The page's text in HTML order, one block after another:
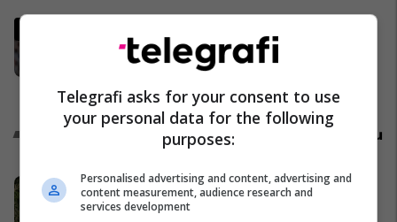
sociale pasi bashkëlojtarët e
Portugalisë filluan ta bojkotonin
Përfaqësueset
Promo Reklamo këtu
Mabetex Group prezanton Green
Coast Hills - projekti rezidencial
Telegrafi asks for your consent to use
your personal data for the following
purposes:
Personalised advertising and content, advertising and
content measurement, audience research and
services development